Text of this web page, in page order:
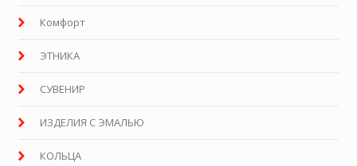
Комфорт
ЭТНИКА
СУВЕНИР
ИЗДЕЛИЯ С ЭМАЛЬЮ
КОЛЬЦА